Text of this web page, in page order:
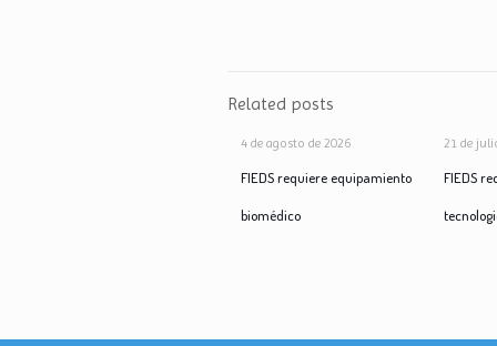
Related posts
4 de agosto de 2026
FIEDS requiere equipamiento
biomédico
21 de
FIEDS